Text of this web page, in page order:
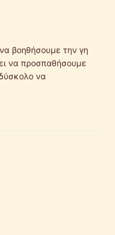
βοηθήσουμε την γη
να προσπαθήσουμε
να